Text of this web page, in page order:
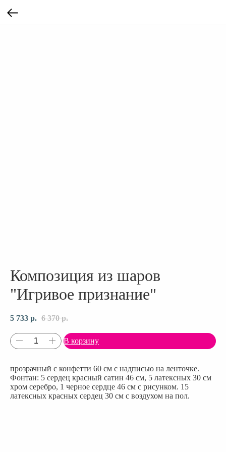
Композиция из шаров
"Игривое признание"
5 733 р. 6 370 р.
В корзину
прозрачный с конфетти 60 см с надписью на ленточке.
Фонтан: 5 сердец красный сатин 46 см, 5 латексных 30 см
хром серебро, 1 черное сердце 46 см с рисунком. 15
латексных красных сердец 30 см с воздухом на пол.